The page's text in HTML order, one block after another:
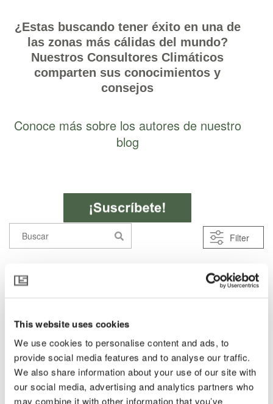
This website uses cookies
We use cookies to personalise content and ads, to
provide social media features and to analyse our traffic.
We also share information about your use of our site with
our social media, advertising and analytics partners who
may combine it with other information that you’ve
¿Estas buscando tener éxito en una de
las zonas más cálidas del mundo?
Nuestros Consultores Climáticos
comparten sus conocimientos y
consejos
Conoce más sobre los autores de nuestro
blog
Esto es un campo de búsqueda con una función de texto
Filter
Temperatura
Pantallas climáticas
Testimonios
Control de luz
Mallas anti-insectos
Control de humedad
Pimientos